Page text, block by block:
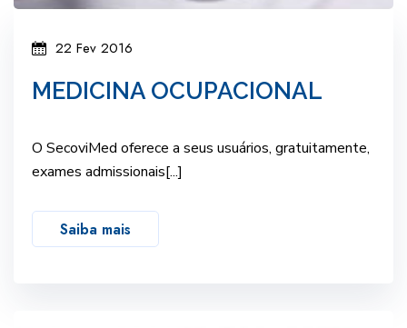
22 Fev 2016
MEDICINA OCUPACIONAL
O SecoviMed oferece a seus usuários, gratuitamente,
exames admissionais[...]
Saiba mais